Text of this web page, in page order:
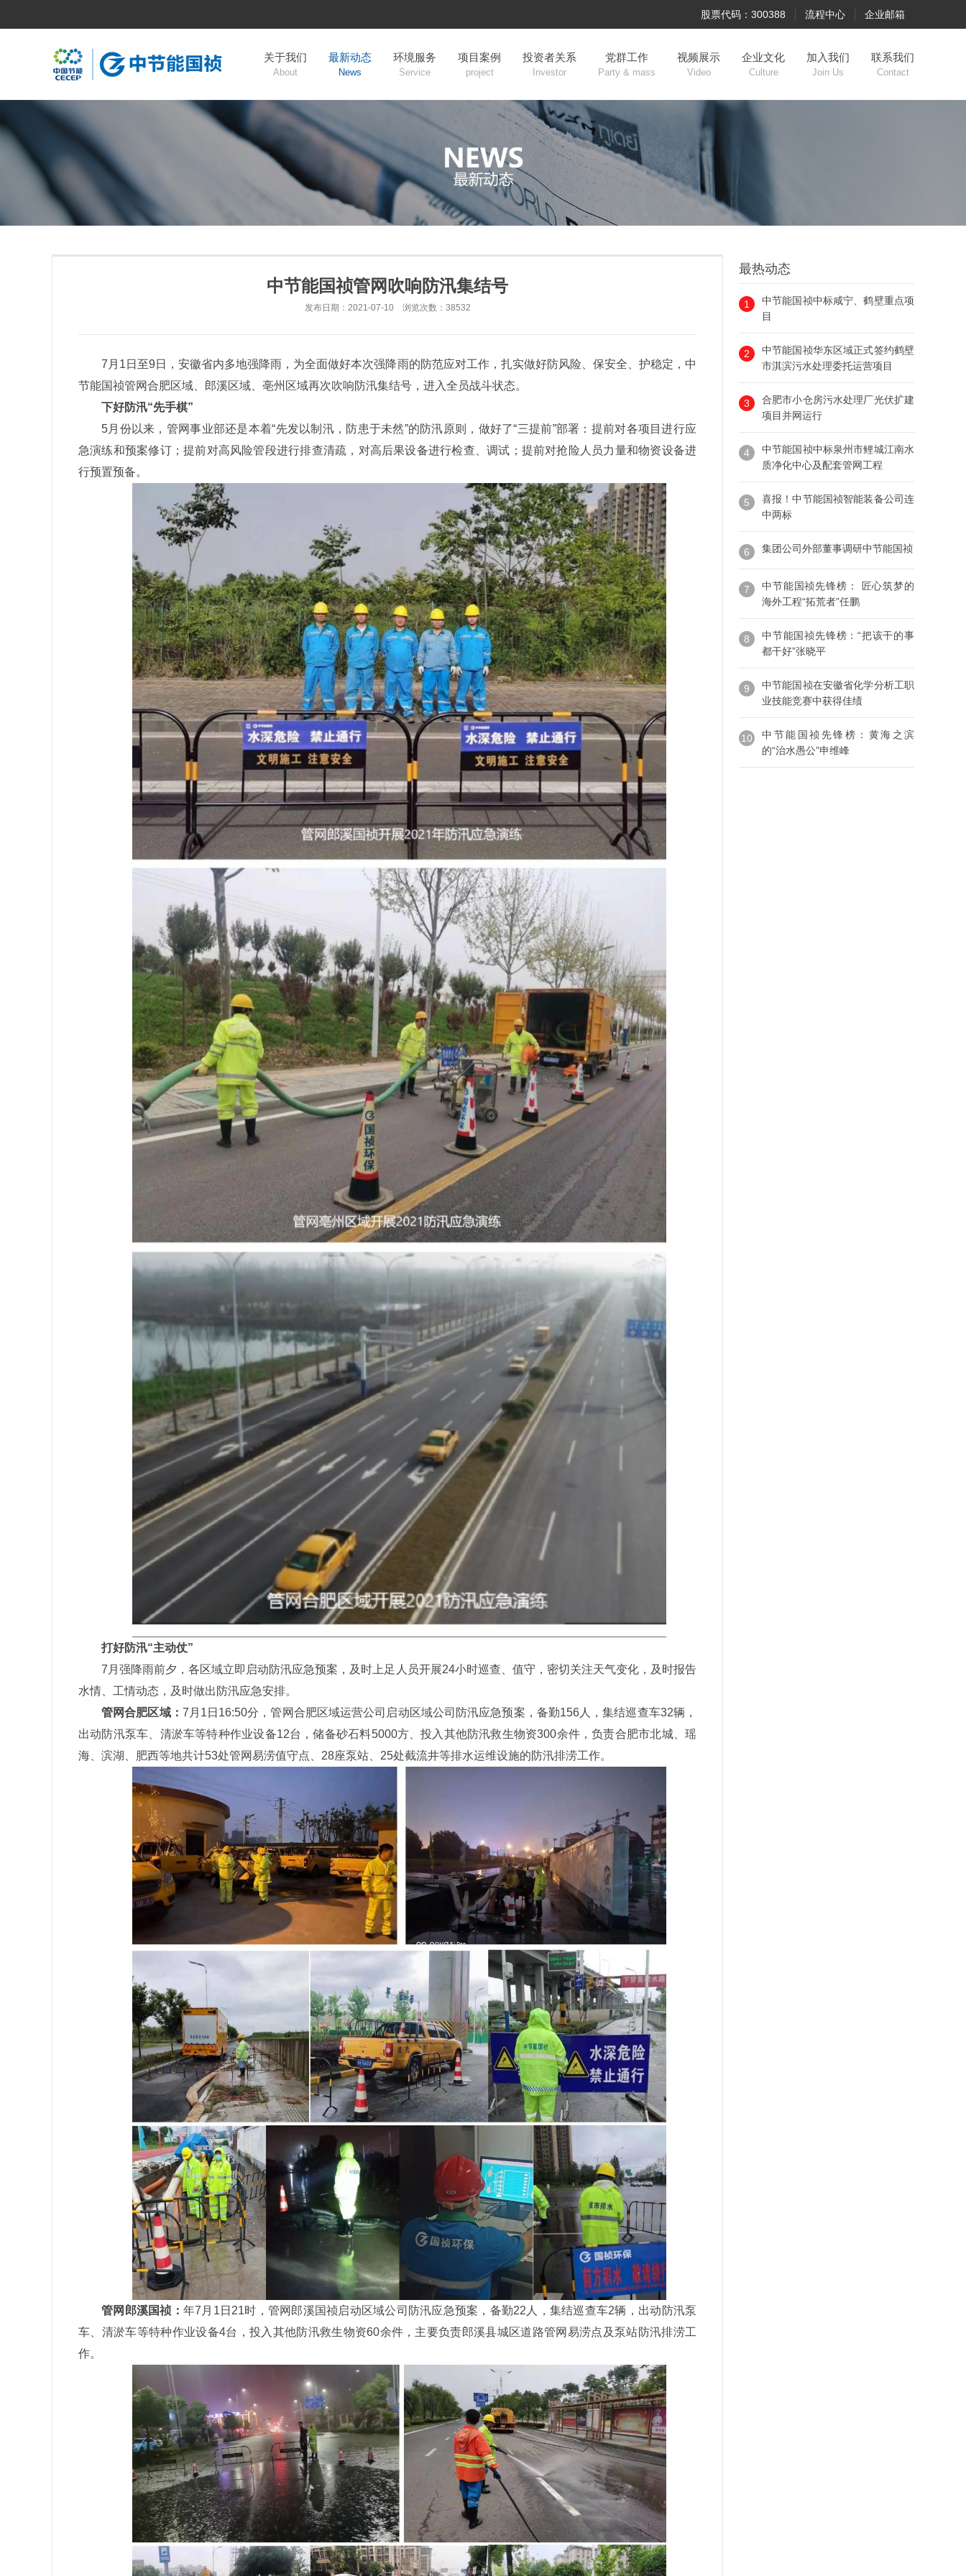
企业邮箱
流程中心
股票代码：300388
关于我们
About
最新动态
News
环境服务
Service
项目案例
project
投资者关系
Investor
党群工作
Party & mass
视频展示
Video
企业文化
Culture
加入我们
Join Us
联系我们
Contact
中节能国祯管网吹响防汛集结号
发布日期：2021-07-10 浏览次数：38532
7月1日至9日，安徽省内多地强降雨，为全面做好本次强降雨的防范应对工作，扎实做好防风险、保安全、护稳定，中
节能国祯管网合肥区域、郎溪区域、亳州区域再次吹响防汛集结号，进入全员战斗状态。
下好防汛“先手棋”
5月份以来，管网事业部还是本着“先发以制汛，防患于未然”的防汛原则，做好了“三提前”部署：提前对各项目进行应
急演练和预案修订；提前对高风险管段进行排查清疏，对高后果设备进行检查、调试；提前对抢险人员力量和物资设备进
行预置预备。
打好防汛“主动仗”
7月强降雨前夕，各区域立即启动防汛应急预案，及时上足人员开展24小时巡查、值守，密切关注天气变化，及时报告
水情、工情动态，及时做出防汛应急安排。
管网合肥区域： 7月1日16:50分，管网合肥区域运营公司启动区域公司防汛应急预案，备勤156人，集结巡查车32辆，
出动防汛泵车、清淤车等特种作业设备12台，储备砂石料5000方、投入其他防汛救生物资300余件，负责合肥市北城、瑶
海、滨湖、肥西等地共计53处管网易涝值守点、28座泵站、25处截流井等排水运维设施的防汛排涝工作。
管网郎溪国祯： 年7月1日21时，管网郎溪国祯启动区域公司防汛应急预案，备勤22人，集结巡查车2辆，出动防汛泵
车、清淤车等特种作业设备4台，投入其他防汛救生物资60余件，主要负责郎溪县城区道路管网易涝点及泵站防汛排涝工
作。
最热动态
1
中节能国祯中标咸宁、鹤壁重点项
目
2
中节能国祯华东区域正式签约鹤壁
市淇滨污水处理委托运营项目
3
合肥市小仓房污水处理厂光伏扩建
项目并网运行
4
中节能国祯中标泉州市鲤城江南水
质净化中心及配套管网工程
5
喜报！中节能国祯智能装备公司连
中两标
6 集团公司外部董事调研中节能国祯
7
中节能国祯先锋榜： 匠心筑梦的
海外工程“拓荒者”任鹏
8
中节能国祯先锋榜：“把该干的事
都干好”张晓平
9
中节能国祯在安徽省化学分析工职
业技能竞赛中获得佳绩
10
中节能国祯先锋榜：黄海之滨
的“治水愚公”申维峰